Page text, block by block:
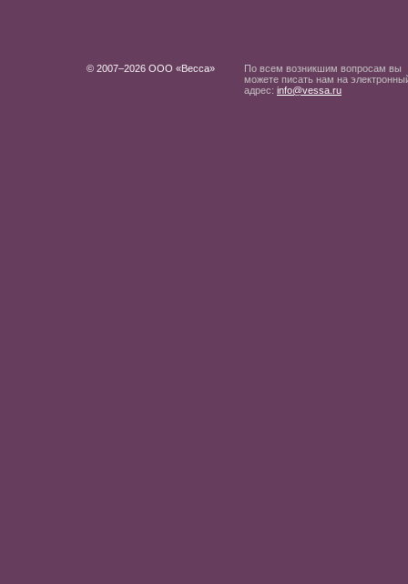
© 2007–2026 ООО «Весса»
По всем возникшим вопросам вы
можете писать нам на
адрес: info@vessa.ru